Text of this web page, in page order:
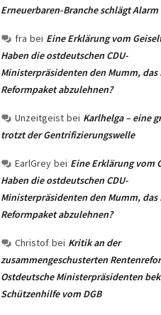
Erneuerbaren-Branche schlägt Alarm
fra bei Eine Erklärung vom
Haben die ostdeutschen CDU-
Ministerpräsidenten den Mumm, das
Reformpaket abzulehnen?
Unzeitgeist bei Karlhelga – eine
trotzt der Gentrifizierungswelle
EarlGrey bei Eine Erklärung vom
Haben die ostdeutschen CDU-
Ministerpräsidenten den Mumm, das
Reformpaket abzulehnen?
Christof bei Kritik an der
zusammengeschusterten
Ostdeutsche Ministerpräsidenten
Schützenhilfe vom DGB